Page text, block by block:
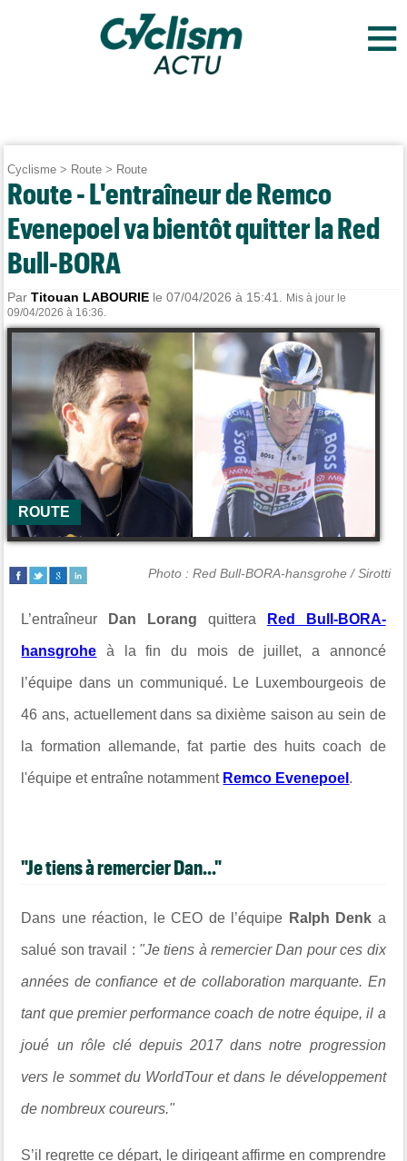
≡
Cyclisme > Route > Route
Route - L'entraîneur de Remco
Evenepoel va bientôt quitter la Red
Bull-BORA
ParTitouan LABOURIE le 07/04/2026 à 15:41.
Mis à jour le
09/04/2026 à 16:36.
ROUTE
Photo : Red Bull-BORA-hansgrohe / Sirotti
L’entraîneur Dan Lorang quittera Red Bull-BORA-
hansgrohe à la fin du mois de juillet, a annoncé
l’équipe dans un communiqué. Le Luxembourgeois de
46 ans, actuellement dans sa dixième saison au sein de
la formation allemande, fat partie des huits coach de
l'équipe et entraîne notamment Remco Evenepoel .
"Je tiens à remercier Dan..."
Dans une réaction, le CEO de l’équipe Ralph Denk a
salué son travail : "Je tiens à remercier Dan pour ces dix
années de confiance et de collaboration marquante. En
tant que premier performance coach de notre équipe, il a
joué un rôle clé depuis 2017 dans notre progression
vers le sommet du WorldTour et dans le développement
de nombreux coureurs."
S’il regrette ce départ, le dirigeant affirme en comprendre